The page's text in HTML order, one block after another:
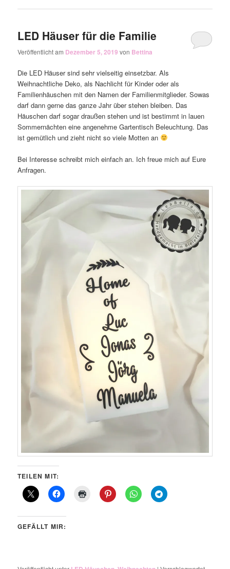
LED Häuser für die Familie
Veröffentlicht am Dezember 5, 2019 von Bettina
Die LED Häuser sind sehr vielseitig einsetzbar. Als
Weihnachtliche Deko, als Nachlicht für Kinder oder als
Familienhäuschen mit den Namen der Familienmitglieder. Sowas
darf dann gerne das ganze Jahr über stehen bleiben. Das
Häuschen darf sogar draußen stehen und ist bestimmt in lauen
Sommernächten eine angenehme Gartentisch Beleuchtung. Das
ist gemütlich und zieht nicht so viele Motten an
Bei Interesse schreibt mich einfach an. Ich freue mich auf Eure
Anfragen.
TEILEN MIT:
GEFÄLLT MIR: